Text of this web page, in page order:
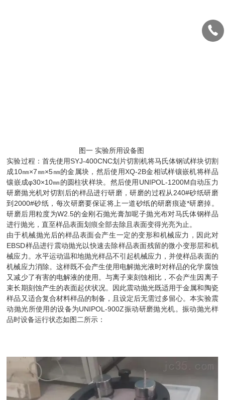
图一 实验所用设备图
实验过程：首先使用SYJ-400CNC划片切割机将马氏体钢试样块切割
成10㎜×7㎜×5㎜的金属块，然后使用XQ-2B金相试样镶嵌机将样品
镶嵌成φ30×10㎜的圆柱状样块。然后使用UNIPOL-1200M自动压力
研磨抛光机对切割后的样品进行研磨，研磨的过程从240#砂纸研磨
到2000#砂纸，每次研磨要保证将上一道砂纸的研磨痕迹*研磨掉。
研磨后用粒度为W2.5的金刚石抛光膏加呢子抛光布对马氏体钢样品
进行抛光，直至样品表面划痕全部去除且表面变得光亮为止。
由于机械抛光后的样品表面会产生一定的变形和机械应力，因此对
EBSD样品进行震动抛光以快速去除样品表面残留的微小变形层和机
械应力。水平运动温和地抛光样品不引起机械应力，并使样品表面的
机械应力消除。这样既不会产生使用电解抛光液时对样品的化学腐蚀
又减少了有害的电解液的使用。与离子束刻蚀相比，不会产生因离子
束长期刻蚀产生的表面起伏状况。因此震动抛光既适用于金属和陶瓷
样品又适合复合材料样品的制备，且设定后无需过多留心。本实验震
动抛光所使用的设备为UNIPOL-900Z振动研磨抛光机。振动抛光样
品时设备运行状态如图二所示：